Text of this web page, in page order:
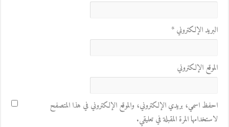
البريد الإلكتروني*
الموقع الإلكتروني
احفظ اسمي، بريدي الإلكتروني، والموقع الإلكتروني في هذا المتصفح
لاستخدامها المرة المقبلة في تعليقي.